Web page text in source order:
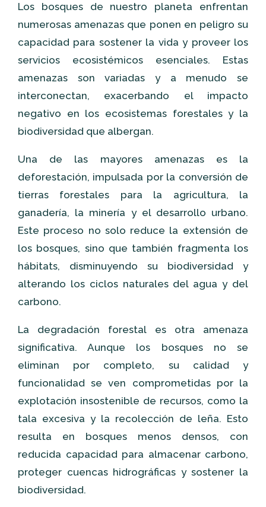
Los bosques de nuestro planeta enfrentan
numerosas amenazas que ponen en peligro su
capacidad para sostener la vida y proveer los
servicios ecosistémicos esenciales. Estas
amenazas son variadas y a menudo se
interconectan, exacerbando el impacto
negativo en los ecosistemas forestales y la
biodiversidad que albergan.
Una de las mayores amenazas es la
deforestación, impulsada por la conversión de
tierras forestales para la agricultura, la
ganadería, la minería y el desarrollo urbano.
Este proceso no solo reduce la extensión de
los bosques, sino que también fragmenta los
hábitats, disminuyendo su biodiversidad y
alterando los ciclos naturales del agua y del
carbono.
La degradación forestal es otra amenaza
significativa. Aunque los bosques no se
eliminan por completo, su calidad y
funcionalidad se ven comprometidas por la
explotación insostenible de recursos, como la
tala excesiva y la recolección de leña. Esto
resulta en bosques menos densos, con
reducida capacidad para almacenar carbono,
proteger cuencas hidrográficas y sostener la
biodiversidad.